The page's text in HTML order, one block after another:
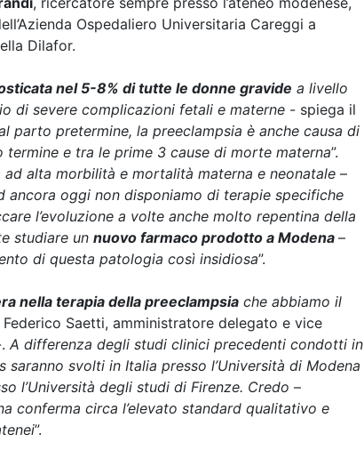
Ospedaliero Universitaria Careggi a
Dilafor.
nel 5-8% di tutte le donne gravide a livello
di severe complicazioni fetali e materne - spiega il
parto pretermine, la preeclampsia è anche causa di
e tra le prime 3 cause di morte materna”.
alta morbilità e mortalità materna e neonatale –
ancora oggi non disponiamo di terapie specifiche
l’evoluzione a volte anche molto repentina della
studiare un nuovo farmaco prodotto a Modena –
di questa patologia così insidiosa”.
nella terapia della preeclampsia che abbiamo il
Saetti, amministratore delegato e vice
A differenza degli studi clinici precedenti condotti in
saranno svolti in Italia presso l’Università di Modena
l’Università degli studi di Firenze. Credo –
conferma circa l’elevato standard qualitativo e
”.